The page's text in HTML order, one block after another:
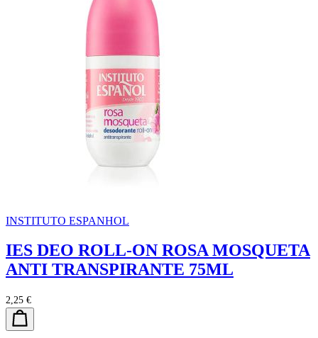
INSTITUTO ESPANHOL
IES DEO ROLL-ON ROSA MOSQUETA
ANTI TRANSPIRANTE 75ML
2,25 €